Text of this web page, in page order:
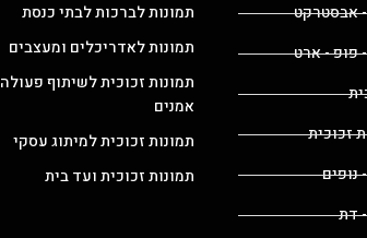
- אבסטרקט
- פופ - ארט
זכוכית
נופים
- דת
תמונות לברכות לבתי כנסת
תמונות לאדריכלים ומעצבים
תמונות זכוכית לשיתוף פעולה
אמנים
תמונות זכוכית למיתוג עסקי
תמונות זכוכית ועד בית